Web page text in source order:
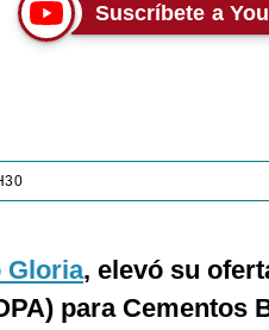
Suscríbete a
Gloria, elevó su
para Cementos